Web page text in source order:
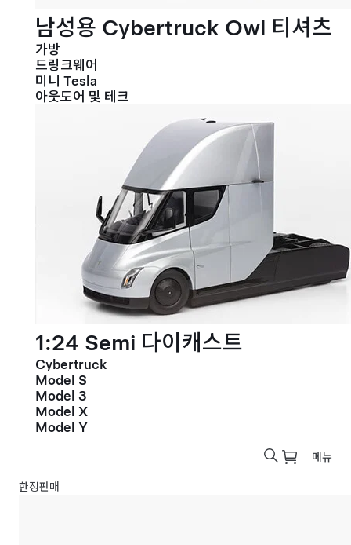
남성용 Cybertruck Owl 티셔츠
가방
드링크웨어
미니 Tesla
아웃도어 및 테크
1:24 Semi 다이캐스트
Cybertruck
Model S
Model 3
Model X
Model Y
메뉴
한정판매